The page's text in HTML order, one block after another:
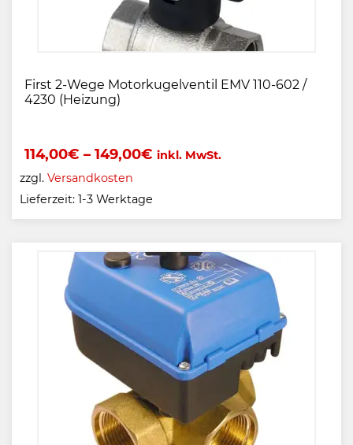
First 2-Wege Motorkugelventil EMV 110-602 /
4230 (Heizung)
114,00€ – 149,00€ inkl. MwSt.
zzgl. Versandkosten
Lieferzeit: 1-3 Werktage